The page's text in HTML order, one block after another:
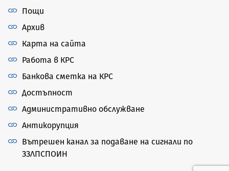
Пощи
Архив
Карта на сайта
Работа в КРС
Банкова сметка на КРС
Достъпност
Административно обслужване
Антикорупция
Вътрешен канал за подаване на сигнали по
ЗЗЛПСПОИН